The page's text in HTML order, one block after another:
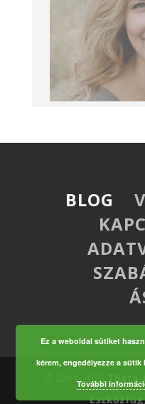
BLOG
© 2011-2026
Ez a weboldal sütiket
kérem, engedélyezze a
További